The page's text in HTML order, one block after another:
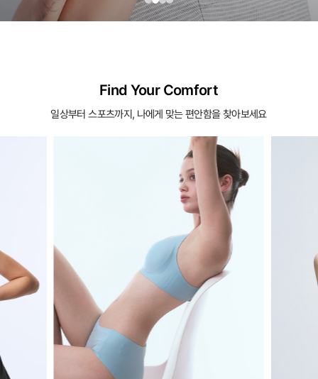
Find Your Comfort
일상부터 스포츠까지, 나에게 맞는 편안함을 찾아보세요